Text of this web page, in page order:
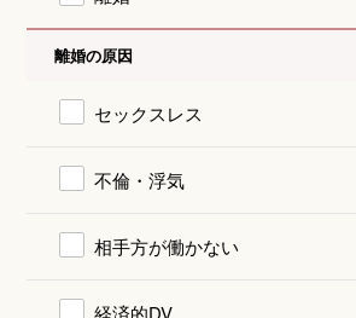
離婚の原因
セックスレス
不倫・浮気
相手方が働かない
経済的DV